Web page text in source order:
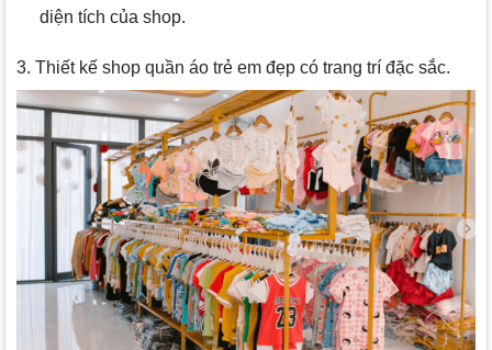
diện tích của shop.
3. Thiết kế shop quần áo trẻ em đẹp có trang trí đặc sắc.